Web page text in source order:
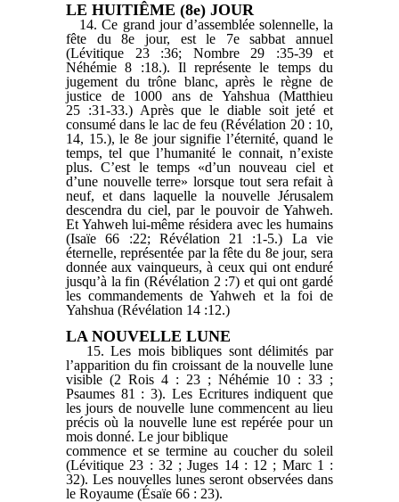
LE HUITIÊME (8e) JOUR
14. Ce grand jour d’assemblée solennelle, la
fête du 8e jour, est le 7e sabbat annuel
(Lévitique 23 :36; Nombre 29 :35-39 et
Néhémie 8 :18.). Il représente le temps du
jugement du trône blanc, après le règne de
justice de 1000 ans de Yahshua (Matthieu
25 :31-33.) Après que le diable soit jeté et
consumé dans le lac de feu (Révélation 20 : 10,
14, 15.), le 8e jour signifie l’éternité, quand le
temps, tel que l’humanité le connait, n’existe
plus. C’est le temps «d’un nouveau ciel et
d’une nouvelle terre» lorsque tout sera refait à
neuf, et dans laquelle la nouvelle Jérusalem
descendra du ciel, par le pouvoir de Yahweh.
Et Yahweh lui-même résidera avec les humains
(Isaïe 66 :22; Révélation 21 :1-5.) La vie
éternelle, représentée par la fête du 8e jour, sera
donnée aux vainqueurs, à ceux qui ont enduré
jusqu’à la fin (Révélation 2 :7) et qui ont gardé
les commandements de Yahweh et la foi de
Yahshua (Révélation 14 :12.)
LA NOUVELLE LUNE
15. Les mois bibliques sont délimités par
l’apparition du fin croissant de la nouvelle lune
visible (2 Rois 4 : 23 ; Néhémie 10 : 33 ;
Psaumes 81 : 3). Les Ecritures indiquent que
les jours de nouvelle lune commencent au lieu
précis où la nouvelle lune est repérée pour un
mois donné. Le jour biblique
commence et se termine au coucher du soleil
(Lévitique 23 : 32 ; Juges 14 : 12 ; Marc 1 :
32). Les nouvelles lunes seront observées dans
le Royaume (Ésaïe 66 : 23).